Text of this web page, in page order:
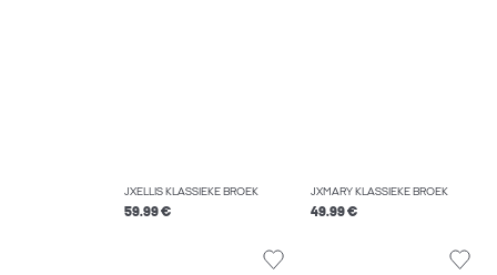
JXELLIS KLASSIEKE BROEK
59.99 €
JXMARY KLASSIEKE BROEK
49.99 €